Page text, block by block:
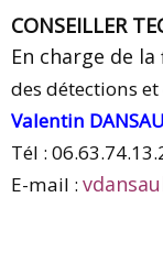
CONSEILLER
En charge de la
des détections et
Valentin
Tél :
E-mail :